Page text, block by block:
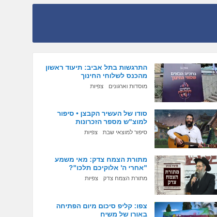
התרגשות בתל אביב: תיעוד ראשון
מהכנס לשלוחי החינוך
מוסדות וארגונים צפיות
סודו של העשיר הקבצן • סיפור
למוצ"ש מספר הזכרונות
סיפור למוצאי שבת צפיות
מתורת הצמח צדק: מאי משמע
"אחרי ה' אלוקיכם תלכו"?
מתורת הצמח צדק צפיות
צפו: קליפ סיכום מיום הפתיחה
באורו של משיח